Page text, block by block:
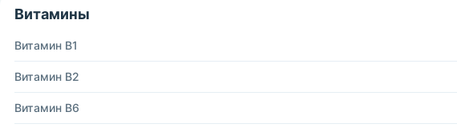
Витамины
Витамин B1
Витамин B2
Витамин B6